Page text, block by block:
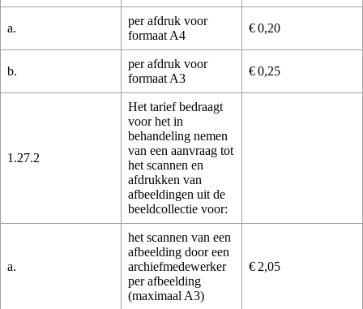
a.
per afdruk voor
formaat A4
€ 0,20
b.
per afdruk voor
formaat A3
€ 0,25
1.27.2
Het tarief bedraagt
voor het in
behandeling nemen
van een aanvraag tot
het scannen en
afdrukken van
afbeeldingen uit de
beeldcollectie voor:
a.
het scannen van een
afbeelding door een
archiefmedewerker
per afbeelding
(maximaal A3)
€ 2,05